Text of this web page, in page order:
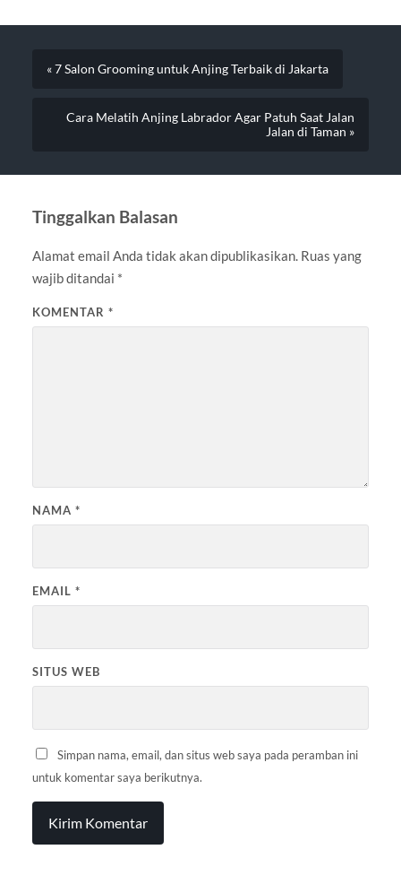
« 7 Salon Grooming untuk Anjing Terbaik di Jakarta
Cara Melatih Anjing Labrador Agar Patuh Saat Jalan
Jalan di Taman »
Tinggalkan Balasan
Alamat email Anda tidak akan dipublikasikan. Ruas yang
wajib ditandai *
KOMENTAR *
NAMA *
EMAIL *
SITUS WEB
Simpan nama, email, dan situs web saya pada peramban ini
untuk komentar saya berikutnya.